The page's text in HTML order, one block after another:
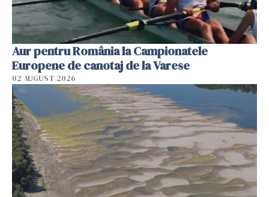
Aur pentru România la Campionatele
Europene de canotaj de la Varese
02 AUGUST 2026